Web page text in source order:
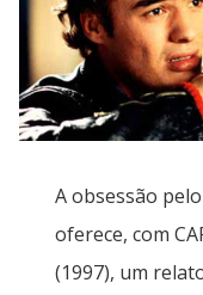
A obsessão
oferece, com
(1997), um